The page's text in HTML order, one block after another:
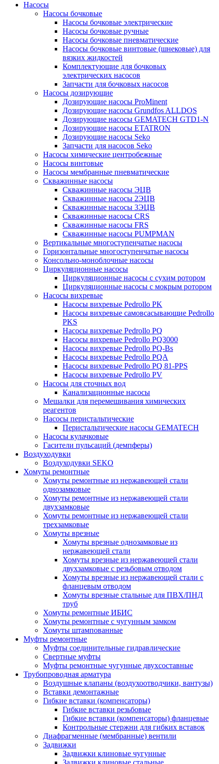
Насосы
Насосы бочковые
Насосы бочковые электрические
Насосы бочковые ручные
Насосы бочковые пневматические
Насосы бочковые винтовые (шнековые) для
вязких жидкостей
Комплектующие для бочковых
электрических насосов
Запчасти для бочковых насосов
Насосы дозирующие
Дозирующие насосы ProMinent
Дозирующие насосы Grundfos ALLDOS
Дозирующие насосы GEMATECH GTD1-N
Дозирующие насосы ETATRON
Дозирующие насосы Seko
Запчасти для насосов Seko
Насосы химические центробежные
Насосы винтовые
Насосы мембранные пневматические
Скважинные насосы
Скважинные насосы ЭЦВ
Скважинные насосы 2ЭЦВ
Скважинные насосы 3ЭЦВ
Скважинные насосы CRS
Скважинные насосы FRS
Скважинные насосы PUMPMAN
Вертикальные многоступенчатые насосы
Горизонтальные многоступенчатые насосы
Консольно-моноблочные насосы
Циркуляционные насосы
Циркуляционные насосы с сухим ротором
Циркуляционные насосы с мокрым ротором
Насосы вихревые
Насосы вихревые Pedrollo PK
Насосы вихревые самовсасывающие Pedrollo
PKS
Насосы вихревые Pedrollo PQ
Насосы вихревые Pedrollo PQ3000
Насосы вихревые Pedrollo PQ-Bs
Насосы вихревые Pedrollo PQA
Насосы вихревые Pedrollo PQ 81-PPS
Насосы вихревые Pedrollo PV
Насосы для сточных вод
Канализационные насосы
Мешалки для перемешивания химических
реагентов
Насосы перистальтические
Перистальтические насосы GEMATECH
Насосы кулачковые
Гасители пульсаций (демпферы)
Воздуходувки
Воздуходувки SEKO
Хомуты ремонтные
Хомуты ремонтные из нержавеющей стали
однозамковые
Хомуты ремонтные из нержавеющей стали
двухзамковые
Хомуты ремонтные из нержавеющей стали
трехзамковые
Хомуты врезные
Хомуты врезные однозамковые из
нержавеющей стали
Хомуты врезные из нержавеющей стали
двухзамковые с резьбовым отводом
Хомуты врезные из нержавеющей стали с
фланцевым отводом
Хомуты врезные стальные для ПВХ/ПНД
труб
Хомуты ремонтные ИБИС
Хомуты ремонтные с чугунным замком
Хомуты штампованные
Муфты ремонтные
Муфты соединительные гидравлические
Свертные муфты
Муфты ремонтные чугунные двухсоставные
Трубопроводная арматура
Воздушные клапаны (воздухоотводчики, вантузы)
Вставки демонтажные
Гибкие вставки (компенсаторы)
Гибкие вставки резьбовые
Гибкие вставки (компенсаторы) фланцевые
Контрольные стержни для гибких вставок
Диафрагменные (мембранные) вентили
Задвижки
Задвижки клиновые чугунные
Задвижки клиновые стальные